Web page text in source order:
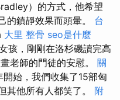
）的方式，他希望
的鎮靜效果而頭暈。 台
大里 整骨 seo是什麼
孩，剛剛在洛杉磯讀完高
老師的門徒的安慰。 關
始，我們收集了15部匈
其他所有人都笑了。 附